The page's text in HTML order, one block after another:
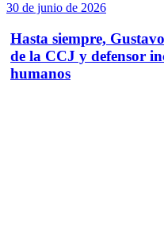
30 de junio de 2026
Hasta siempre,
de la CCJ y defensor
humanos